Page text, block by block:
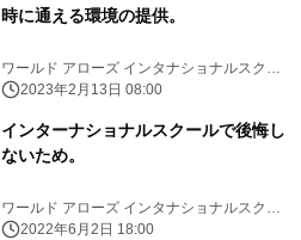
時に通える環境の提供。
ワールド アローズ インタナショナルスクー
ル 2023年2月13日 08:00
インターナショナルスクールで後悔し
ないため。
ワールド アローズ インタナショナルスクー
ル 2022年6月2日 18:00